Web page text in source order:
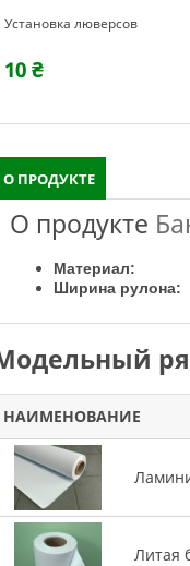
Установка люверсов
10 ₴
О ПРОДУКТЕ
О продукте
Ширина
НАИМЕНОВАНИЕ
Литая